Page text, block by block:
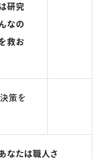
研究
なの
救お
策を
なたは職人さ